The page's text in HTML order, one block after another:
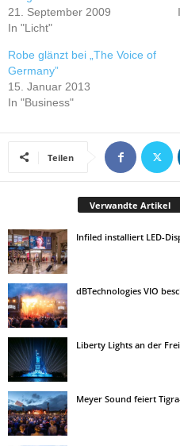
21. September 2009
In "Licht"
Robe glänzt bei „The Voice of
Germany”
15. Januar 2013
In "Business"
Teilen
Verwandte Artikel
Infiled installiert LED-
dBTechnologies VIO
Liberty Lights an der
Meyer Sound feiert